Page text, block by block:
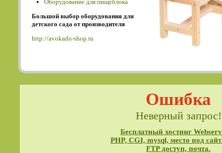
Оборудование для пищеблока
Большой выбор оборудования для
детского сада от производителя
http://avokado-shop.ru
Ошибка
Неверный запрос!
Бесплатный хостинг
PHP, CGI, mysql, место под
FTP доступ, почта.